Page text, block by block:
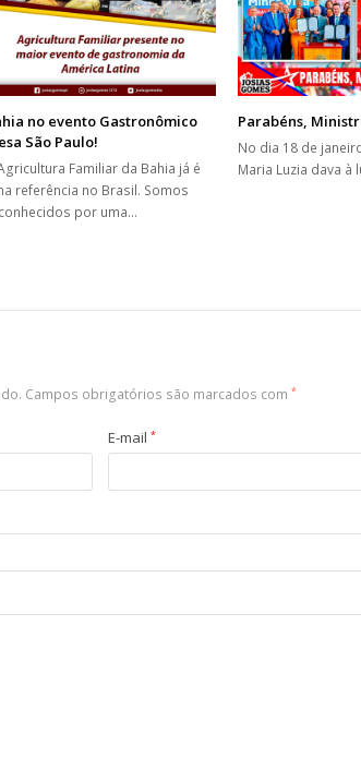
no evento Gastronômico
São Paulo!
Familiar da Bahia já é
referência no Brasil. Somos
por uma…
Parabéns,
No dia 18 de
Maria Luzia dava à
Campos obrigatórios são marcados com *
E-mail *